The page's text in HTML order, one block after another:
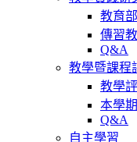
教育
傳習
Q&A
教學暨課程
教學
本學
Q&A
自主學習